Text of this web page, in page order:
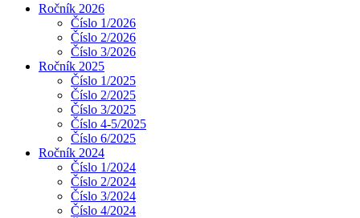
Ročník 2026
Číslo 1/2026
Číslo 2/2026
Číslo 3/2026
Ročník 2025
Číslo 1/2025
Číslo 2/2025
Číslo 3/2025
Číslo 4-5/2025
Číslo 6/2025
Ročník 2024
Číslo 1/2024
Číslo 2/2024
Číslo 3/2024
Číslo 4/2024